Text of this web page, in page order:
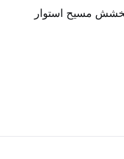
مسیح استوار